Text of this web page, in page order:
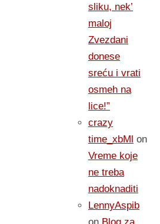
sliku, nek’
maloj
Zvezdani
donese
sreću i vrati
osmeh na
lice!”
crazy
time_xbMl on
Vreme koje
ne treba
nadoknaditi
LennyAspib